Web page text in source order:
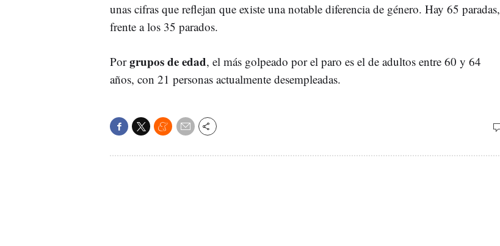
unas cifras que reflejan que existe una notable diferencia de género. Hay 65 paradas,
frente a los 35 parados.
Porgrupos de edad, el más golpeado por el paro es el de adultos entre 60 y 64
años, con 21 personas actualmente desempleadas.